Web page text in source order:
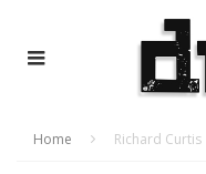
Home Richard Curtis